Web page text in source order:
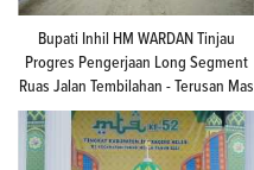
Bupati Inhil HM WARDAN Tinjau
Progres Pengerjaan Long Segment
Ruas Jalan Tembilahan - Terusan Mas